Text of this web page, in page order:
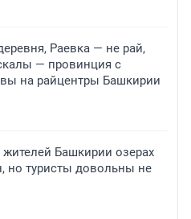
Раевка — не рай,
— провинция с
на райцентры Башкирии
Башкирии озерах
но туристы довольны не